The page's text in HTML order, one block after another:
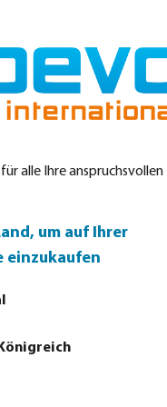
und Regenwasser
alle Ihre anspruchsvollen
um auf Ihrer
einzukaufen